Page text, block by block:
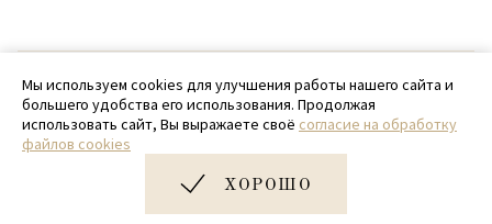
© 2020 - 2026 SamPack
+ 7 (918) 699-97-87
zakaz@sampack.store
Дизайн и разработка сайта
Мы используем cookies для улучшения работы нашего сайта и
большего удобства его использования. Продолжая
использовать сайт, Вы выражаете своё согласие на обработку
файлов cookies
ХОРОШО